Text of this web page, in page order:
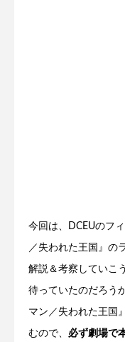
今回は、DCEUのフ
／失われた王国』の
解説＆考察していこ
待っていたのだろう
マン／失われた王国
むので、 必ず劇場で